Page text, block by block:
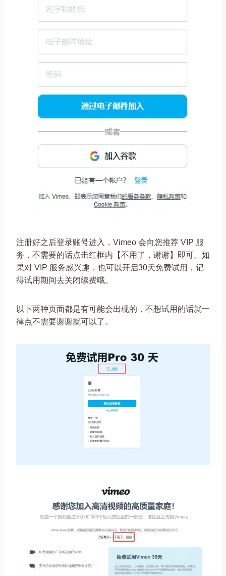
注册好之后登录账号进入，Vimeo 会向您推荐 VIP 服
务，不需要的话点击红框内【不用了，谢谢】即可。如
果对 VIP 服务感兴趣，也可以开启30天免费试用，记
得试用期间去关闭续费哦。
以下两种页面都是有可能会出现的，不想试用的话就一
律点不需要谢谢就可以了。